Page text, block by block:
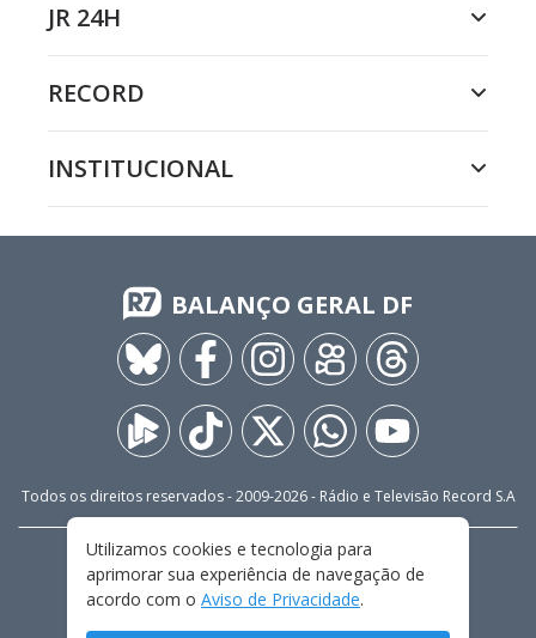
JR 24H
RECORD
INSTITUCIONAL
BALANÇO GERAL DF
Todos os direitos reservados - 2009-2026- Rádio e Televisão Record S.A
FALE CONOSCO
PRIVACIDADE
TERMOS E CONDIÇÕES DE USO
Utilizamos cookies e tecnologia para
aprimorar sua experiência de navegação de
acordo com o Aviso de Privacidade.